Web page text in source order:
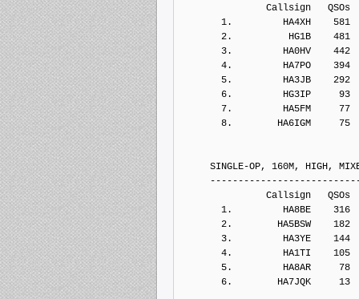
Callsign   QSOs  Points
1.         HA4XH    581
2.          HG1B    481
3.         HA0HV    442
4.         HA7PO    394
5.         HA3JB    292
6.         HG3IP     93
7.         HA5FM     77
8.        HA6IGM     75
SINGLE-OP, 160M, HIGH,
Callsign   QSOs  Points
1.         HA8BE    316
2.        HA5BSW    182
3.         HA3YE    144
4.         HA1TI    105
5.         HA8AR     78
6.        HA7JQK     13